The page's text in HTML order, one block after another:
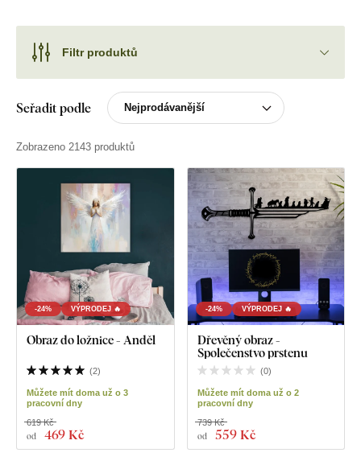
Filtr produktů
Seřadit podle
Zobrazeno 2143 produktů
-24% VÝPRODEJ 🔥
Obraz do ložnice - Anděl
(2)
Můžete mít doma už o 3
pracovní dny
od 469 Kč
619 Kč
-24% VÝPRODEJ 🔥
Dřevěný obraz -
Společenstvo prstenu
(0)
Můžete mít doma už o 2
pracovní dny
od 559 Kč
739 Kč